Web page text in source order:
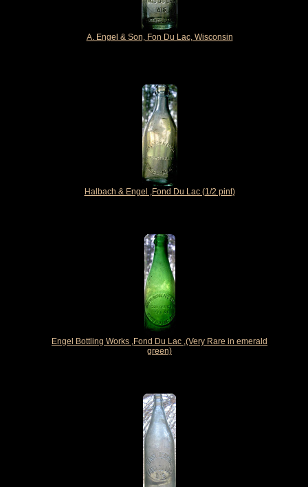
A. Engel & Son, Fon Du Lac, Wisconsin
Halbach & Engel ,Fond Du Lac (1/2 pint)
Engel Bottling Works ,Fond Du Lac ,(Very Rare in emerald
green)